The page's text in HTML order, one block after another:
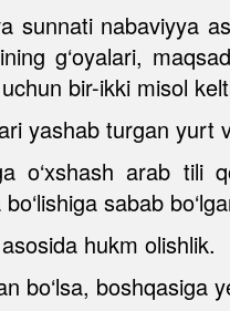
sunnati
g‘oyalari,
bir-ikki misol
yashab turgan
o‘xshash arab tili
sabab
hukm olishlik.
bo‘lsa, boshqasiga